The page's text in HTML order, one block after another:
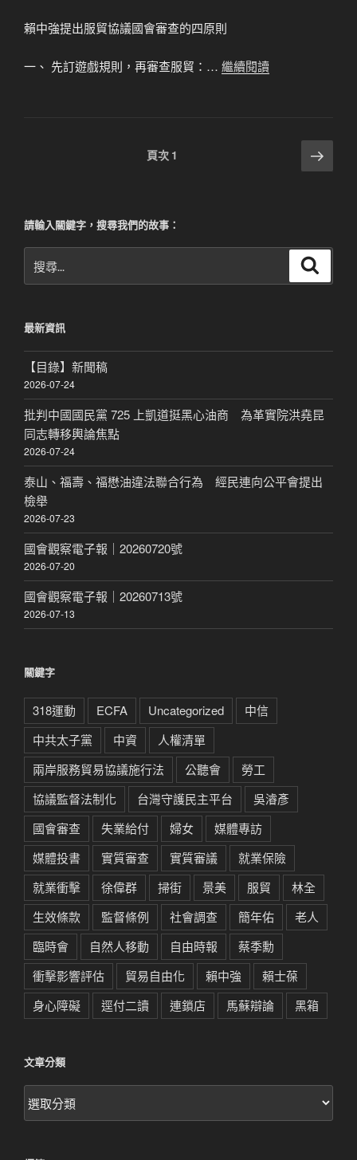
賴中強提出服貿協議國會審查的四原則
一、 先訂遊戲規則，再審查服貿：… 繼續閱讀
頁
頁次 1 下
一
請輸入關鍵字，搜尋我們的故事：
尋
字:
最新資訊
【目錄】新聞稿
2026-07-24
批判中國國民黨 725 上凱道挺黑心油商 為革實院洪堯昆
同志轉移輿論焦點
2026-07-24
泰山、福壽、福懋油違法聯合行為 經民連向公平會提出
檢舉
2026-07-23
國會觀察電子報｜20260720號
2026-07-20
國會觀察電子報｜20260713號
2026-07-13
關鍵字
318運動 ECFA Uncategorized
中信
中共太子黨
中資
人權清單
兩岸服務貿易協議施行法
公聽會
勞工
協議監督法制化
台灣守護民主平台
吳濬彥
國會審查
失業給付 婦女
媒體專訪
媒體投書
實質審查 實質審議
就業保險
就業衝擊
徐偉群 掃街 景美 服貿
林全
生效條款
監督條例 社會調查 簡年佑
老人
臨時會
自然人移動 自由時報
蔡季勳
衝擊影響評估
貿易自由化 賴中強
賴士葆
身心障礙
逕付二讀 連鎖店 馬蘇辯論 黑箱
文章分類
文
章